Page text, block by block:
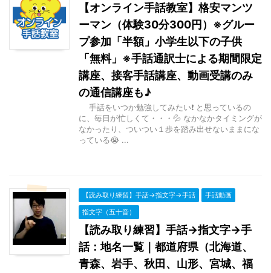
【オンライン手話教室】格安マンツ
ーマン（体験30分300円）※グルー
プ参加「半額」小学生以下の子供
「無料」※手話通訳士による期間限定
講座、接客手話講座、動画受講のみ
の通信講座も♪
手話をいつか勉強してみたい❗ と思っているの
に、毎日が忙しくて・・・💦 なかなかタイミングが
なかったり、ついつい１歩を踏み出せないままにな
っている😭 ...
【読み取り練習】手話→指文字→手話
手話動画
指文字（五十音）
【読み取り練習】手話→指文字→手
話：地名一覧｜都道府県（北海道、
青森、岩手、秋田、山形、宮城、福